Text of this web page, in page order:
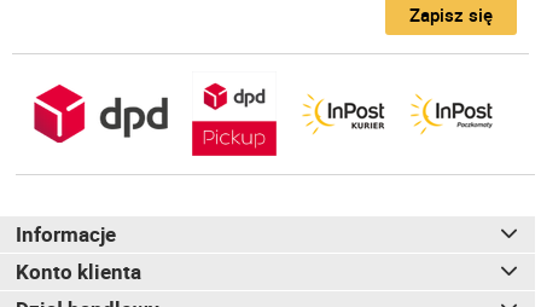
Zapisz się
Informacje
Konto klienta